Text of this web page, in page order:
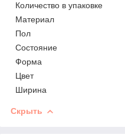
Количество в упаковке
Материал
Пол
Состояние
Форма
Цвет
Ширина
Скрыть